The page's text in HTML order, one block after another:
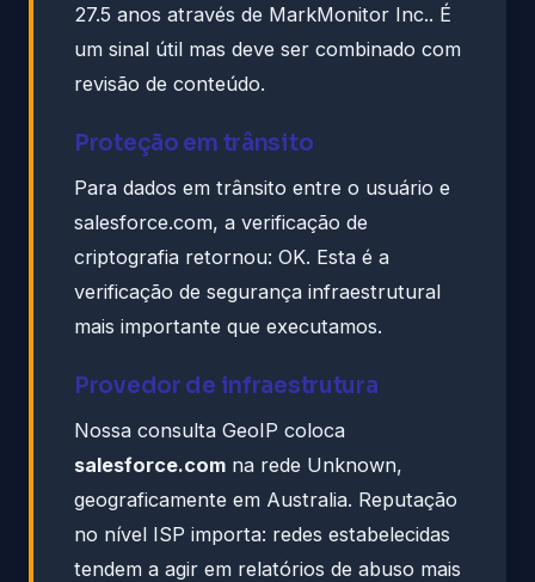
27.5 anos através de MarkMonitor Inc.. É
um sinal útil mas deve ser combinado com
revisão de conteúdo.
Proteção em trânsito
Para dados em trânsito entre o usuário e
salesforce.com, a verificação de
criptografia retornou: OK. Esta é a
verificação de segurança infraestrutural
mais importante que executamos.
Provedor de infraestrutura
Nossa consulta GeoIP coloca
salesforce.com na rede Unknown,
geograficamente em Australia. Reputação
no nível ISP importa: redes estabelecidas
tendem a agir em relatórios de abuso mais